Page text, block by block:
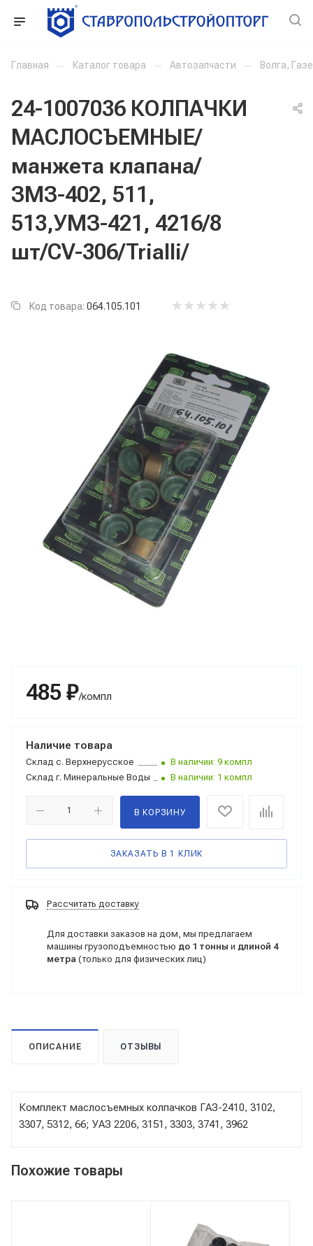
Главная — Каталог товара — Автозапчасти — Волга,
24-1007036 КОЛПАЧКИ
МАСЛОСЪЕМНЫЕ/
манжета клапана/
ЗМЗ-402, 511,
513,УМЗ-421, 4216/8
шт/CV-306/Trialli/
Код товара: 064.105.101
485 ₽/компл
Наличие товара
Склад с. Верхнерусское
В наличии: 9 компл
Склад г. Минеральные Воды В наличии: 1 компл
В КОРЗИНУ
ЗАКАЗАТЬ В 1 КЛИК
Рассчитать доставку
Для доставки заказов на дом, мы предлагаем
машины грузоподъемностью до 1 тонны и длиной 4
метра (только для физических лиц)
ОПИСАНИЕ ОТЗЫВЫ
Комплект маслосъемных колпачков ГАЗ-2410, 3102,
3307, 5312, 66; УАЗ 2206, 3151, 3303, 3741, 3962
Похожие товары